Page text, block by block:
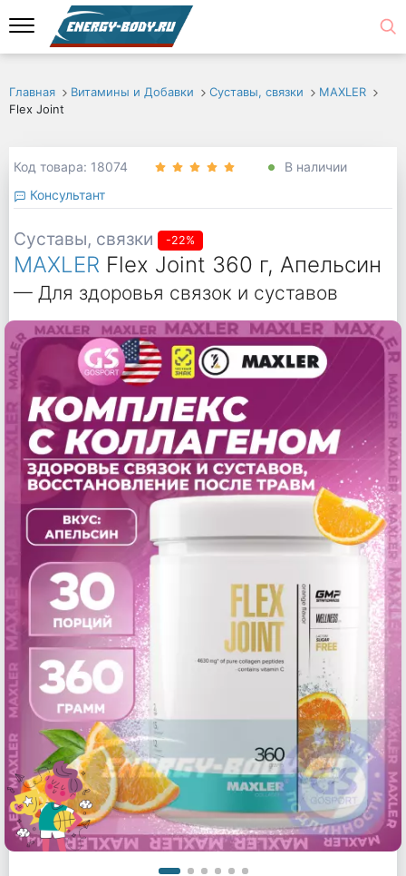
Главная Витамины и Добавки Суставы, связки
MAXLER
Flex Joint
Код товара: 18074
В наличии
Консультант
Суставы, связки -22%
MAXLER Flex Joint 360 г, Апельсин
— Для здоровья связок и суставов